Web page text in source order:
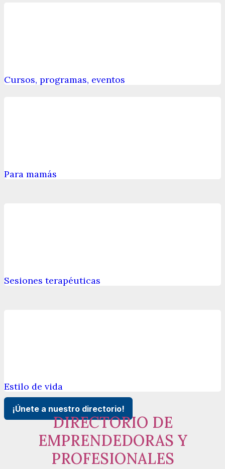
Cursos, programas, eventos
Para mamás
Sesiones terapéuticas
Estilo de vida
¡Únete a nuestro directorio!
DIRECTORIO DE
EMPRENDEDORAS Y
PROFESIONALES